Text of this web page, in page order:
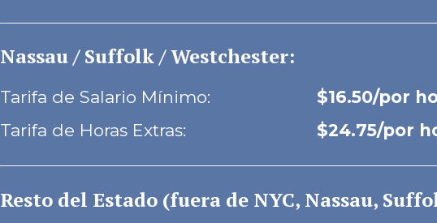
Nassau / Suffolk / Westchester:
Tarifa de Salario Mínimo:
$16.50/por
Tarifa de Horas Extras:
$24.75/por
Resto del Estado (fuera de NYC, Nassau,